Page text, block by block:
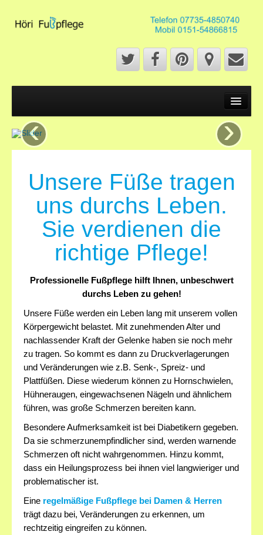
Fußpflege
Fußpflege
Über mich
Anfahrt
Preise
Kontakt
‹ ›
Unsere Füße tragen
uns durchs Leben.
Sie verdienen die
richtige Pflege!
Professionelle Fußpflege hilft Ihnen, unbeschwert
durchs Leben zu gehen!
Unsere Füße werden ein Leben lang mit unserem vollen
Körpergewicht belastet. Mit zunehmenden Alter und
nachlassender Kraft der Gelenke haben sie noch mehr
zu tragen. So kommt es dann zu Druckverlagerungen
und Veränderungen wie z.B. Senk-, Spreiz- und
Plattfüßen. Diese wiederum können zu Hornschwielen,
Hühneraugen, eingewachsenen Nägeln und ähnlichem
führen, was große Schmerzen bereiten kann.
Besondere Aufmerksamkeit ist bei Diabetikern gegeben.
Da sie schmerzunempfindlicher sind, werden warnende
Schmerzen oft nicht wahrgenommen. Hinzu kommt,
dass ein Heilungsprozess bei ihnen viel langwieriger und
problematischer ist.
Eine regelmäßige Fußpflege bei Damen & Herren
trägt dazu bei, Veränderungen zu erkennen, um
rechtzeitig eingreifen zu können.